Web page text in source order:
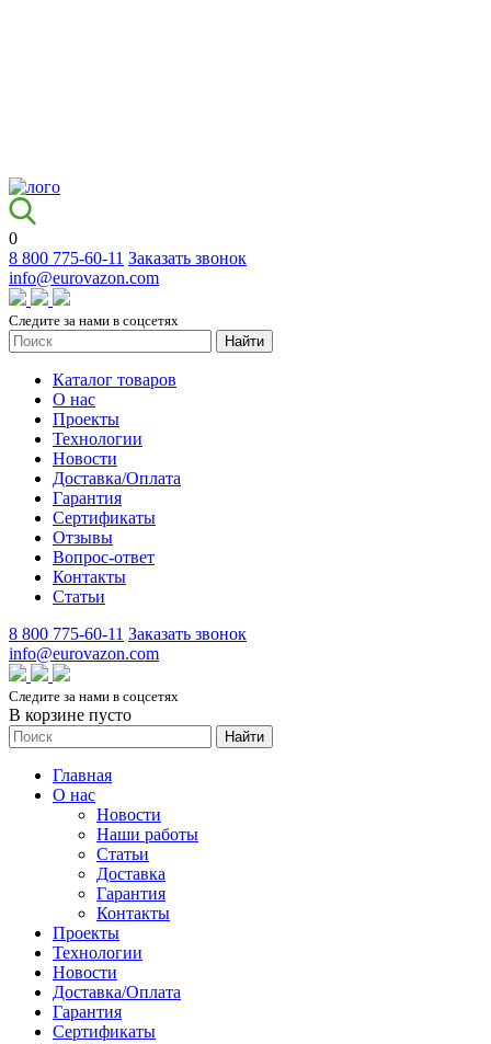
0
8 800 775-60-11 Заказать звонок
info@eurovazon.com
Следите за нами в соцсетях
Найти
Каталог товаров
О нас
Проекты
Технологии
Новости
Доставка/Оплата
Гарантия
Сертификаты
Отзывы
Вопрос-ответ
Контакты
Статьи
8 800 775-60-11 Заказать звонок
info@eurovazon.com
Следите за нами в соцсетях
В корзине пусто
Найти
Главная
О нас
Новости
Наши работы
Статьи
Доставка
Гарантия
Контакты
Проекты
Технологии
Новости
Доставка/Оплата
Гарантия
Сертификаты